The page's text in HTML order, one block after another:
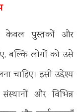
केवल पुस्तकों और
बल्कि लोगों को उसे
चाहिए। इसी उद्देश्य
संस्थानों और विभिन्न